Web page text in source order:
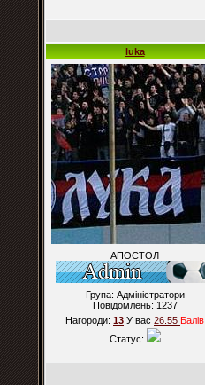
luka
АПОСТОЛ
Група: Адміністратори
Повідомлень: 1237
Нагороди: 13 У вас 26.55 Балiв
Статус: